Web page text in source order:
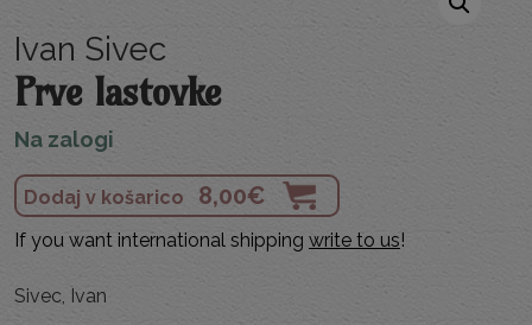
Ivan Sivec
Prve lastovke
Na zalogi
Dodaj v košarico 8,00€
If you want international shipping write to us!
Sivec, Ivan